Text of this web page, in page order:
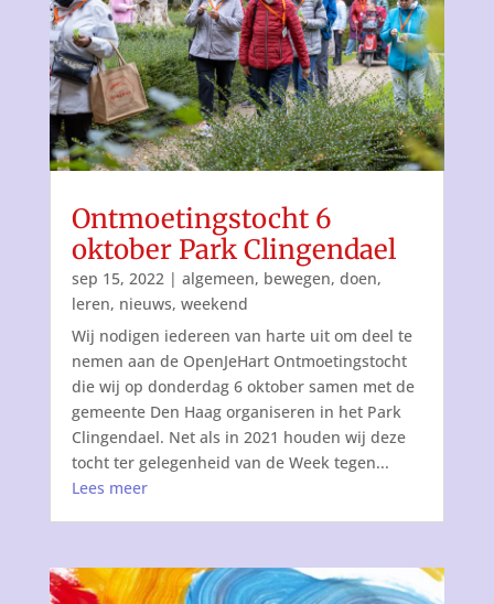
Ontmoetingstocht 6
oktober Park Clingendael
sep 15, 2022| algemeen, bewegen, doen,
leren, nieuws, weekend
Wij nodigen iedereen van harte uit om deel te
nemen aan de OpenJeHart Ontmoetingstocht
die wij op donderdag 6 oktober samen met de
gemeente Den Haag organiseren in het Park
Clingendael. Net als in 2021 houden wij deze
tocht ter gelegenheid van de Week tegen...
Lees meer